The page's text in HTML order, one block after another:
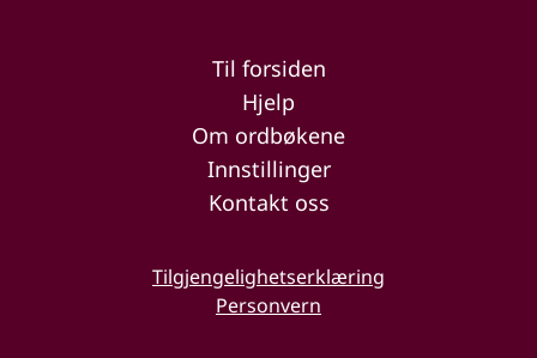
Til forsiden
Hjelp
Om ordbøkene
Innstillinger
Kontakt oss
Tilgjengelighetserklæring
Personvern